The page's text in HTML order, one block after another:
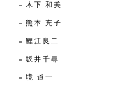
木下 和美
熊本 充子
鯉江良二
坂井千尋
境 道一